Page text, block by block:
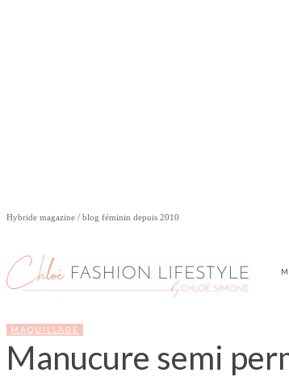
Hybride magazine / blog féminin depuis 2010
MAQUILLAGE
Manucure semi